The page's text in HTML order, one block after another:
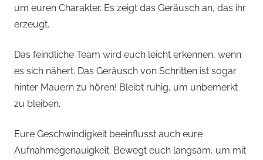
um euren Charakter. Es zeigt das Geräusch an, das ihr
erzeugt.
Das feindliche Team wird euch leicht erkennen, wenn
es sich nähert. Das Geräusch von Schritten ist sogar
hinter Mauern zu hören! Bleibt ruhig, um unbemerkt
zu bleiben.
Eure Geschwindigkeit beeinflusst auch eure
Aufnahmegenauigkeit. Bewegt euch langsam, um mit